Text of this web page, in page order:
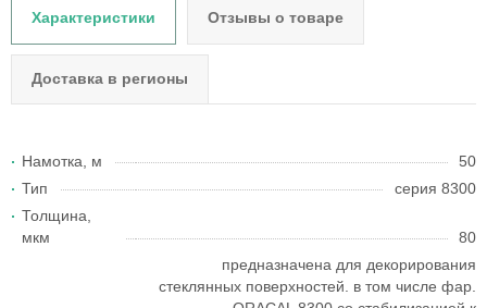
Характеристики Отзывы о товаре
Доставка в регионы
Намотка, м
50
Тип
серия 8300
Толщина,
мкм
80
предназначена для декорирования
стеклянных поверхностей. в том числе фар.